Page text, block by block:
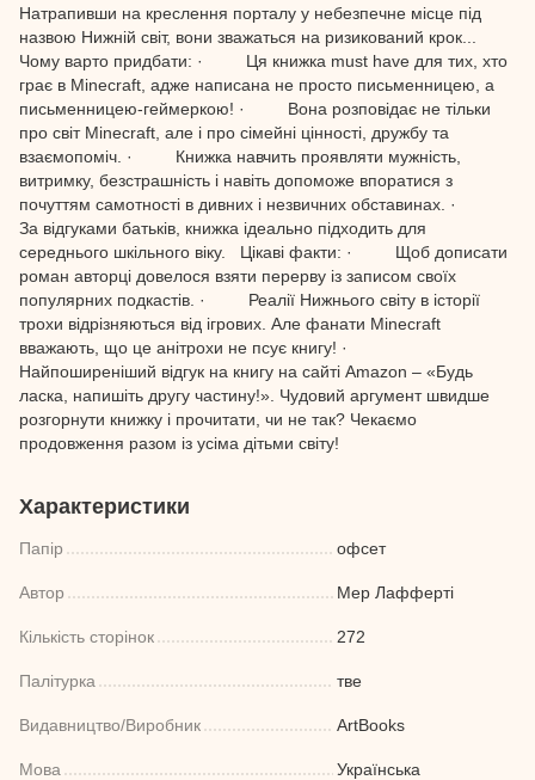
Натрапивши на креслення порталу у небезпечне місце під
назвою Нижній світ, вони зважаться на ризикований крок...
Чому варто придбати: · Ця книжка must have для тих, хто
грає в Minecraft, адже написана не просто письменницею, а
письменницею-геймеркою! · Вона розповідає не тільки
про світ Minecraft, але і про сімейні цінності, дружбу та
взаємопоміч. · Книжка навчить проявляти мужність,
витримку, безстрашність і навіть допоможе впоратися з
почуттям самотності в дивних і незвичних обставинах. ·
За відгуками батьків, книжка ідеально підходить для
середнього шкільного віку. Цікаві факти: · Щоб дописати
роман авторці довелося взяти перерву із записом своїх
популярних подкастів. · Реалії Нижнього світу в історії
трохи відрізняються від ігрових. Але фанати Minecraft
вважають, що це анітрохи не псує книгу! ·
Найпоширеніший відгук на книгу на сайті Amazon – «Будь
ласка, напишіть другу частину!». Чудовий аргумент швидше
розгорнути книжку і прочитати, чи не так? Чекаємо
продовження разом із усіма дітьми світу!
Характеристики
Папір офсет
Автор Мер Лафферті
Кількість сторінок 272
Палітурка тве
Видавництво/Виробник ArtBooks
Мова Українська